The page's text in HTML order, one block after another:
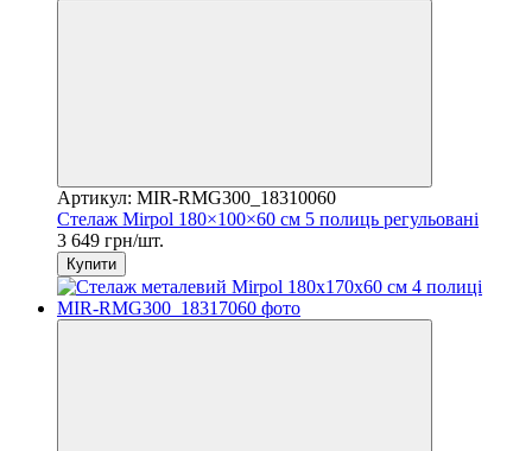
Артикул: MIR-RMG300_18310060
Стелаж Mirpol 180×100×60 см 5 полиць регульовані
3 649 грн/шт.
Купити